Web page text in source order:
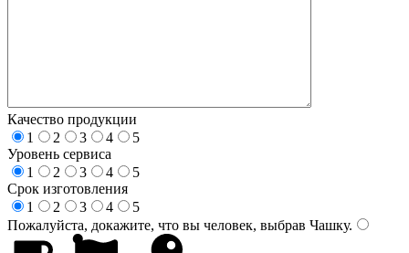
Качество продукции
1
2 3 4
5
Уровень сервиса
1
2 3 4
5
Срок изготовления
1
2 3 4
5
Пожалуйста, докажите, что вы человек, выбрав Чашку.